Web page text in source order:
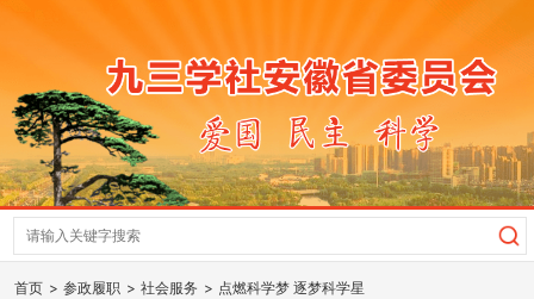
首页 参政履职 社会服务 点燃科学梦 逐梦科学星